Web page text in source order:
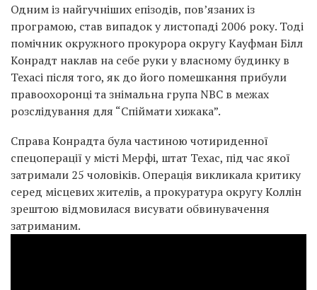
Одним із найгучніших епізодів, пов’язаних із
програмою, став випадок у листопаді 2006 року. Тоді
помічник окружного прокурора округу Кауфман Білл
Конрадт наклав на себе руки у власному будинку в
Техасі після того, як до його помешкання прибули
правоохоронці та знімальна група NBC в межах
розслідування для “Спіймати хижака”.
Справа Конрадта була частиною чотириденної
спецоперації у місті Мерфі, штат Техас, під час якої
затримали 25 чоловіків. Операція викликала критику
серед місцевих жителів, а прокуратура округу Коллін
зрештою відмовилася висувати обвинувачення
затриманим.